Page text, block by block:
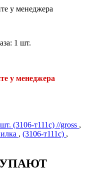
у менеджера
1 шт.
у менеджера
(3106-т111с) //gross ,
, (3106-т111с) ,